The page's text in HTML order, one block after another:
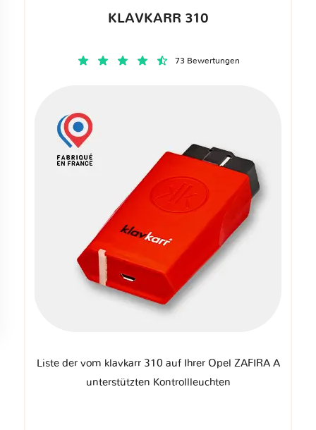
KLAVKARR 310
73 Bewertungen
Liste der vom klavkarr 310 auf Ihrer Opel ZAFIRA A
unterstützten Kontrollleuchten